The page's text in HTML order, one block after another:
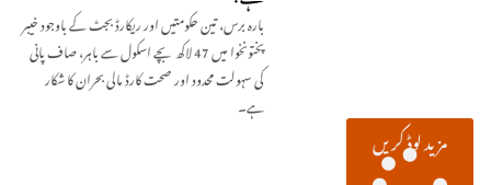
بارہ برس، تین حکومتیں اور ریکارڈ بجٹ کے باوجود خیبر
پختونخوا میں 47 لاکھ بچے اسکول سے باہر، صاف پانی
کی سہولت محدود اور صحت کارڈ مالی بحران کا شکار
ہے۔
مزید لوڈ کریں